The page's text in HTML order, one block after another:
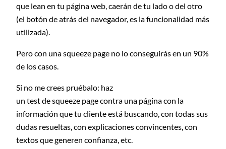
que lean en tu página web, caerán de tu lado o del otro
(el botón de atrás del navegador, es la funcionalidad más
utilizada).
Pero con una squeeze page no lo conseguirás en un 90%
de los casos.
Si no me crees pruébalo: haz
un test de squeeze page contra una página con la
información que tu cliente está buscando, con todas sus
dudas resueltas, con explicaciones convincentes, con
textos que generen confianza, etc.